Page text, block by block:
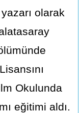
olarak
Okulunda
eğitimi aldı.